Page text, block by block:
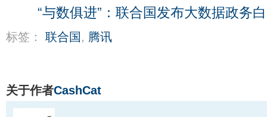
“与数俱进”：联合国发布大数据政务
标签： 联合国 , 腾讯
关于作者CashCat